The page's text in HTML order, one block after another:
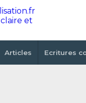
Articles Ecritures